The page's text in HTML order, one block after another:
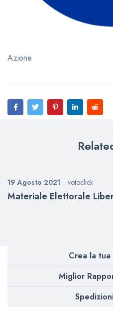
Azione
Materiale Elettorale
19 Agosto 2021 votoclick
Crea la
Miglior